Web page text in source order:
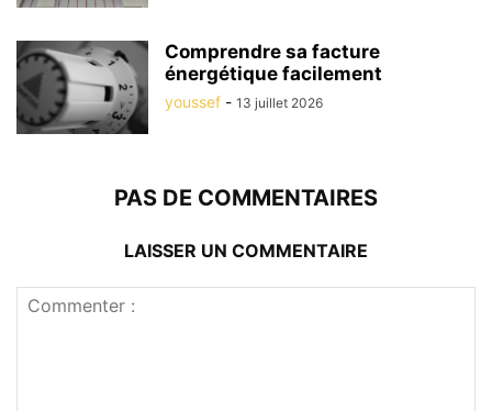
Comprendre sa facture
énergétique facilement
youssef - 13 juillet 2026
PAS DE COMMENTAIRES
LAISSER UN COMMENTAIRE